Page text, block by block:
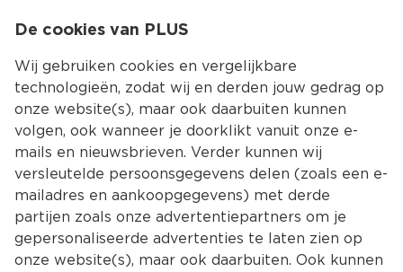
Kies jouw
Terug Producten
De cookies van PLUS
Wij gebruiken cookies en vergelijkbare
technologieën, zodat wij en derden jouw gedrag op
onze website(s), maar ook daarbuiten kunnen
volgen, ook wanneer je doorklikt vanuit onze e-
mails en nieuwsbrieven. Verder kunnen wij
versleutelde persoonsgegevens delen (zoals een e-
mailadres en aankoopgegevens) met derde
partijen zoals onze advertentiepartners om je
gepersonaliseerde advertenties te laten zien op
onze website(s), maar ook daarbuiten. Ook kunnen